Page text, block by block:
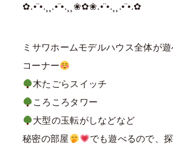
✿.•¨•.¸¸.•¨•.¸¸❀✿❀.•¨•.¸¸.•¨•.✿
ミサワホームモデルハウス全体が
コーナー
木たごらスイッチ
ころころタワー
大型の玉転がしなどなど
秘密の部屋
でも遊べるので、